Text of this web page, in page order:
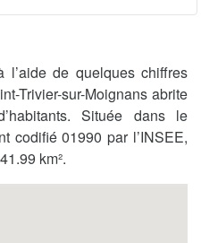
de quelques chiffres
Trivier-sur-Moignans abrite
Située dans le
codifié 01990 par l’INSEE,
km².